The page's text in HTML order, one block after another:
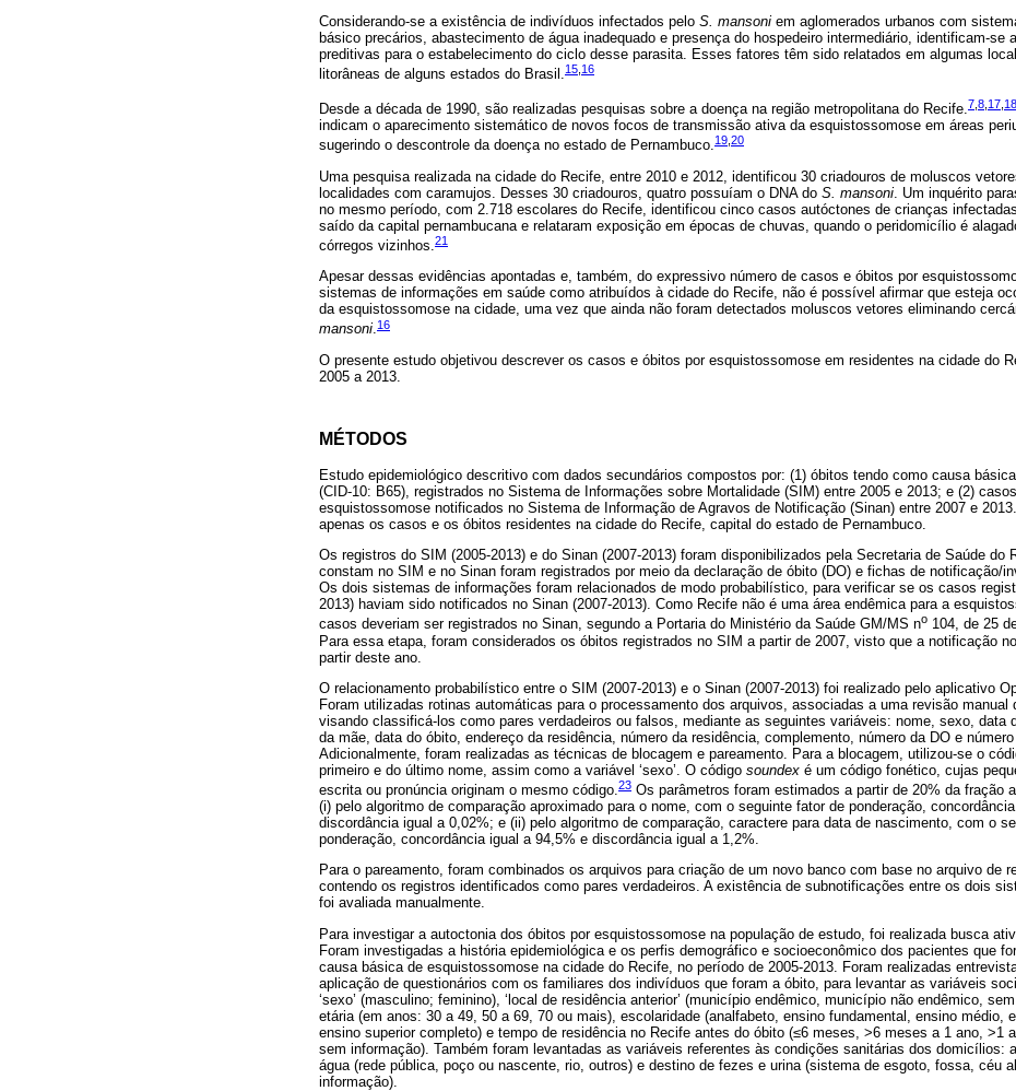
Considerando-se a existência de indivíduos infectados pelo S. mansoni em aglomerados urbanos com
básico precários, abastecimento de água inadequado e presença do hospedeiro intermediário, identificam-se
preditivas para o estabelecimento do ciclo desse parasita. Esses fatores têm sido relatados em algumas
litorâneas de alguns estados do Brasil.15 16
Desde a década de 1990, são realizadas pesquisas sobre a doença na região metropolitana do Recife.7 8 17 18
indicam o aparecimento sistemático de novos focos de transmissão ativa da esquistossomose em áreas
sugerindo o descontrole da doença no estado de Pernambuco.19 20
Uma pesquisa realizada na cidade do Recife, entre 2010 e 2012, identificou 30 criadouros de moluscos
localidades com caramujos. Desses 30 criadouros, quatro possuíam o DNA do S. mansoni . Um inquérito
no mesmo período, com 2.718 escolares do Recife, identificou cinco casos autóctones de crianças
saído da capital pernambucana e relataram exposição em épocas de chuvas, quando o peridomicílio é
córregos vizinhos.21
Apesar dessas evidências apontadas e, também, do expressivo número de casos e óbitos por
sistemas de informações em saúde como atribuídos à cidade do Recife, não é possível afirmar que esteja
da esquistossomose na cidade, uma vez que ainda não foram detectados moluscos vetores eliminando
mansoni.16
O presente estudo objetivou descrever os casos e óbitos por esquistossomose em residentes na cidade do
2005 a 2013.
MÉTODOS
Estudo epidemiológico descritivo com dados secundários compostos por: (1) óbitos tendo como causa
(CID-10: B65), registrados no Sistema de Informações sobre Mortalidade (SIM) entre 2005 e 2013; e (2)
esquistossomose notificados no Sistema de Informação de Agravos de Notificação (Sinan) entre 2007 e
apenas os casos e os óbitos residentes na cidade do Recife, capital do estado de Pernambuco.
Os registros do SIM (2005-2013) e do Sinan (2007-2013) foram disponibilizados pela Secretaria de Saúde do
constam no SIM e no Sinan foram registrados por meio da declaração de óbito (DO) e fichas de notificação/
Os dois sistemas de informações foram relacionados de modo probabilístico, para verificar se os casos
2013) haviam sido notificados no Sinan (2007-2013). Como Recife não é uma área endêmica para a
casos deveriam ser registrados no Sinan, segundo a Portaria do Ministério da Saúde GM/MS no 104, de 25
Para essa etapa, foram considerados os óbitos registrados no SIM a partir de 2007, visto que a notificação
partir deste ano.
O relacionamento probabilístico entre o SIM (2007-2013) e o Sinan (2007-2013) foi realizado pelo aplicativo
Foram utilizadas rotinas automáticas para o processamento dos arquivos, associadas a uma revisão manual
visando classificá-los como pares verdadeiros ou falsos, mediante as seguintes variáveis: nome, sexo, data
da mãe, data do óbito, endereço da residência, número da residência, complemento, número da DO e
Adicionalmente, foram realizadas as técnicas de blocagem e pareamento. Para a blocagem, utilizou-se o
primeiro e do último nome, assim como a variável ‘sexo’. O código soundex é um código fonético, cujas
escrita ou pronúncia originam o mesmo código.23 Os parâmetros foram estimados a partir de 20% da fração
(i) pelo algoritmo de comparação aproximado para o nome, com o seguinte fator de ponderação,
discordância igual a 0,02%; e (ii) pelo algoritmo de comparação, caractere para data de nascimento, com o
ponderação, concordância igual a 94,5% e discordância igual a 1,2%.
Para o pareamento, foram combinados os arquivos para criação de um novo banco com base no arquivo de
contendo os registros identificados como pares verdadeiros. A existência de subnotificações entre os dois
foi avaliada manualmente.
Para investigar a autoctonia dos óbitos por esquistossomose na população de estudo, foi realizada busca
Foram investigadas a história epidemiológica e os perfis demográfico e socioeconômico dos pacientes que
causa básica de esquistossomose na cidade do Recife, no período de 2005-2013. Foram realizadas
aplicação de questionários com os familiares dos indivíduos que foram a óbito, para levantar as variáveis
‘sexo’ (masculino; feminino), ‘local de residência anterior’ (município endêmico, município não endêmico,
etária (em anos: 30 a 49, 50 a 69, 70 ou mais), escolaridade (analfabeto, ensino fundamental, ensino médio,
ensino superior completo) e tempo de residência no Recife antes do óbito (≤6 meses, >6 meses a 1 ano, >1
sem informação). Também foram levantadas as variáveis referentes às condições sanitárias dos domicílios:
água (rede pública, poço ou nascente, rio, outros) e destino de fezes e urina (sistema de esgoto, fossa, céu
informação).